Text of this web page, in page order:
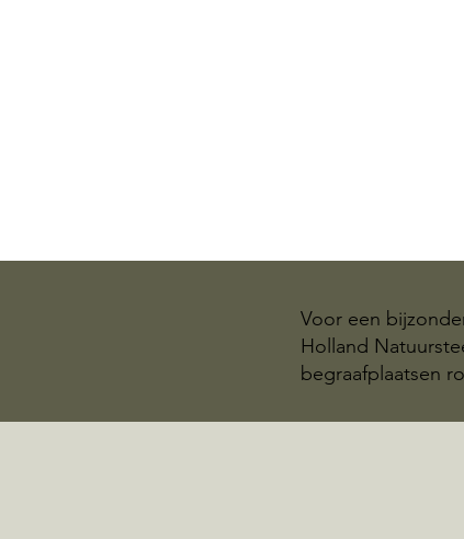
Voor een
Holland
begraafplaatsen